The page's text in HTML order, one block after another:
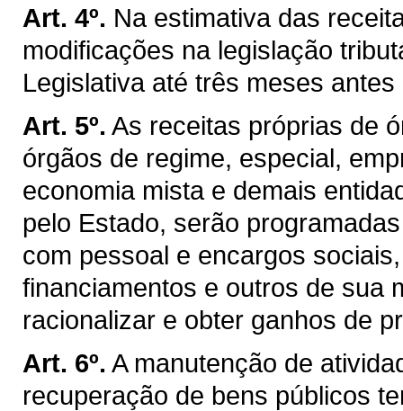
Art. 4º. Na estimativa das
modificações na legislação
Legislativa até três meses
Art. 5º. As receitas próprias de
órgãos de regime, especial,
economia mista e demais
pelo Estado, serão
com pessoal e encargos
financiamentos e outros de sua
racionalizar e obter ganhos de
Art. 6º. A manutenção de
recuperação de bens públicos